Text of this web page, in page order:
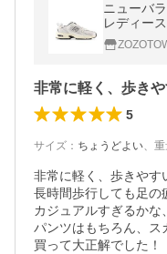
ニューバ
レディース
5
サイズ ： ちょうどよい、
非常に軽く、歩きやす
長時間歩行しても足の
カジュアルすぎるかな
パンツはもちろん、ス
買って大正解でした！